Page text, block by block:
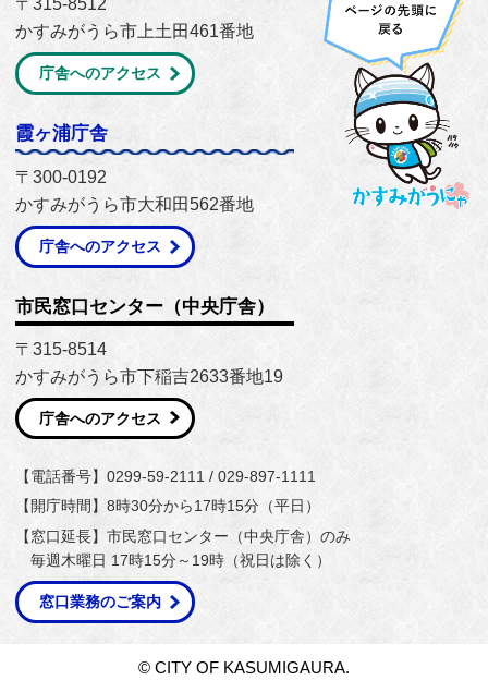
〒315-8512
かすみがうら市上土田461番地
庁舎へのアクセス
霞ヶ浦庁舎
〒300-0192
かすみがうら市大和田562番地
庁舎へのアクセス
市民窓口センター（中央庁舎）
〒315-8514
かすみがうら市下稲吉2633番地19
庁舎へのアクセス
【電話番号】0299-59-2111 / 029-897-1111
【開庁時間】8時30分から17時15分（平日）
【窓口延長】市民窓口センター（中央庁舎）のみ
毎週木曜日 17時15分～19時（祝日は除く）
窓口業務のご案内
© CITY OF KASUMIGAURA.